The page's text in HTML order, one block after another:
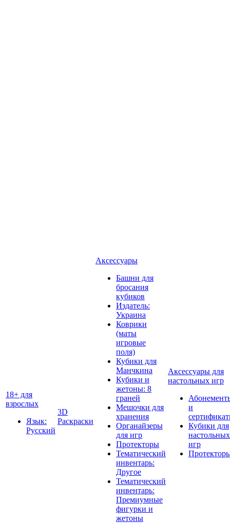
18+ для
взрослых
Язык:
Русский
3D
Раскраски
Аксессуары
Башни для
бросания
кубиков
Издатель:
Украина
Коврики
(маты
игровые
поля)
Кубики для
Манчкина
Кубики и
жетоны: 8
граней
Мешочки для
хранения
Органайзеры
для игр
Протекторы
Тематический
инвентарь:
Другое
Тематический
инвентарь:
Премиумные
фигурки и
жетоны
Аксессуары для
настольных игр
и
Кубики для
настольных
игр